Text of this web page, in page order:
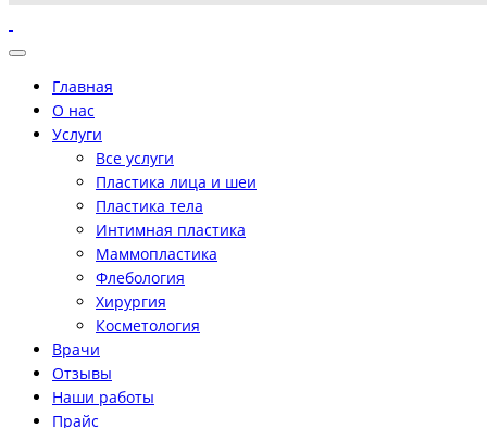
Главная
О нас
Услуги
Все услуги
Пластика лица и шеи
Пластика тела
Интимная пластика
Маммопластика
Флебология
Хирургия
Косметология
Врачи
Отзывы
Наши работы
Прайс